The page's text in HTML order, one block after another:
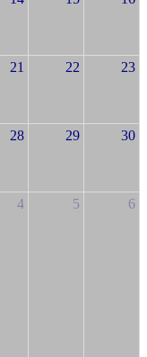
21 22 23
28 29 30
4 5 6